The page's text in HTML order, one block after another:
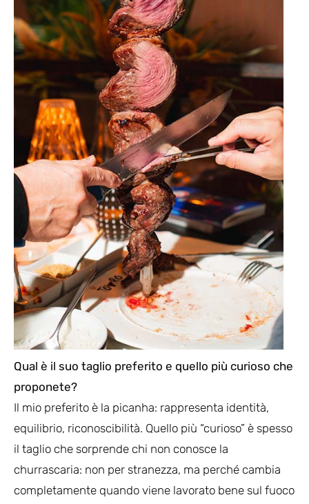
Qual è il suo taglio preferito e quello più curioso che
proponete?
Il mio preferito è la picanha: rappresenta identità,
equilibrio, riconoscibilità. Quello più “curioso” è spesso
il taglio che sorprende chi non conosce la
churrascaria: non per stranezza, ma perché cambia
completamente quando viene lavorato bene sul fuoco